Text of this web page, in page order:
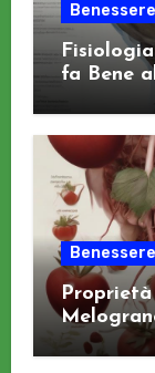
fa Bene